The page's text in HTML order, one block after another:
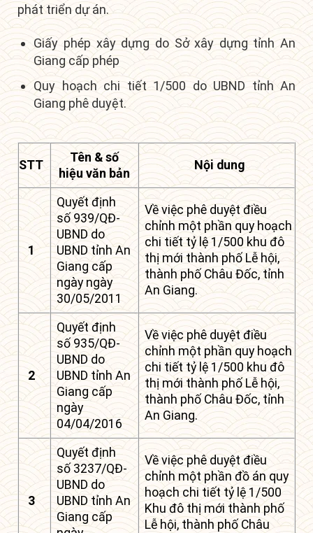
phát triển dự án.
Giấy phép xây dựng do Sở xây dựng tỉnh An
Giang cấp phép
Quy hoạch chi tiết 1/500 do UBND tỉnh An
Giang phê duyệt.
STT
Tên & số
hiệu văn bản
Nội dung
1
Quyết định
số 939/QĐ-
UBND do
UBND tỉnh An
Giang cấp
ngày ngày
30/05/2011
Về việc phê duyệt điều
chỉnh một phần quy hoạch
chi tiết tỷ lệ 1/500 khu đô
thị mới thành phố Lễ hội,
thành phố Châu Đốc, tỉnh
An Giang.
2
Quyết định
số 935/QĐ-
UBND do
UBND tỉnh An
Giang cấp
ngày
04/04/2016
Về việc phê duyệt điều
chỉnh một phần quy hoạch
chi tiết tỷ lệ 1/500 khu đô
thị mới thành phố Lễ hội,
thành phố Châu Đốc, tỉnh
An Giang.
3
Quyết định
số 3237/QĐ-
UBND do
UBND tỉnh An
Giang cấp
Về việc phê duyệt điều
chỉnh một phần đồ án quy
hoạch chi tiết tỷ lệ 1/500
Khu đô thị mới thành phố
Lễ hội, thành phố Châu